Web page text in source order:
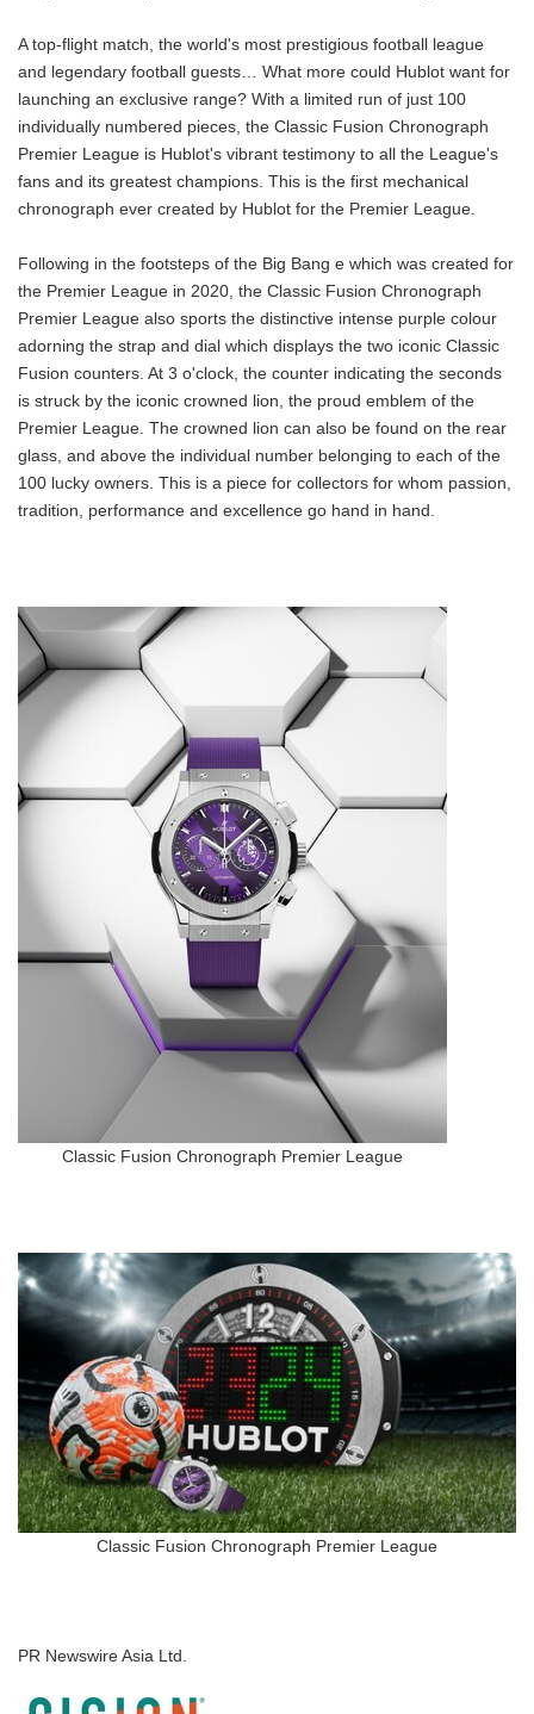
A top-flight match, the world's most prestigious football league
and legendary football guests… What more could Hublot want for
launching an exclusive range? With a limited run of just 100
individually numbered pieces, the Classic Fusion Chronograph
Premier League is Hublot's vibrant testimony to all the League's
fans and its greatest champions. This is the first mechanical
chronograph ever created by Hublot for the Premier League.
Following in the footsteps of the Big Bang e which was created for
the Premier League in 2020, the Classic Fusion Chronograph
Premier League also sports the distinctive intense purple colour
adorning the strap and dial which displays the two iconic Classic
Fusion counters. At 3 o'clock, the counter indicating the seconds
is struck by the iconic crowned lion, the proud emblem of the
Premier League. The crowned lion can also be found on the rear
glass, and above the individual number belonging to each of the
100 lucky owners. This is a piece for collectors for whom passion,
tradition, performance and excellence go hand in hand.
Classic Fusion Chronograph Premier League
Classic Fusion Chronograph Premier League
PR Newswire Asia Ltd.